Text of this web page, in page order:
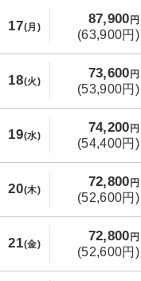
17(月)
87,900 円
(63,900円)
18(火)
73,600 円
(53,900円)
19(水)
74,200 円
(54,400円)
20(木)
72,800 円
(52,600円)
21(金)
72,800 円
(52,600円)